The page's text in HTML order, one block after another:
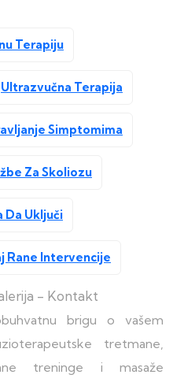
Terapiju
Ultrazvučna Terapija
Simptomima
Za Skoliozu
Da Uključi
Rane Intervencije
brigu o vašem
tretmane,
treninge i masaže